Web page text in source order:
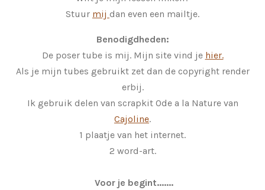
Stuur mij dan even een mailtje.
Benodigdheden:
De poser tube is mij. Mijn site vind je hier.
Als je mijn tubes gebruikt zet dan de copyright render
erbij.
Ik gebruik delen van scrapkit Ode a la Nature van
Cajoline.
1 plaatje van het internet.
2 word-art.
Voor je begint.......